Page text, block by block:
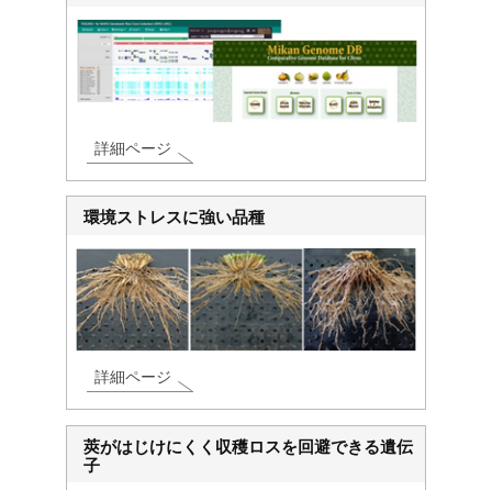
詳細ページ
環境ストレスに強い品種
詳細ページ
莢がはじけにくく収穫ロスを回避できる遺伝
子